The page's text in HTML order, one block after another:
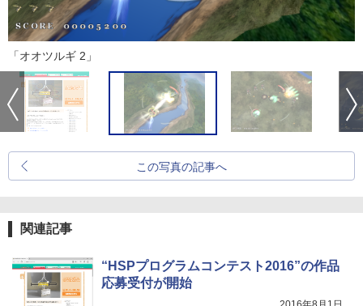
「オオツルギ 2」
この写真の記事へ
関連記事
“HSPプログラムコンテスト2016”の作品
応募受付が開始